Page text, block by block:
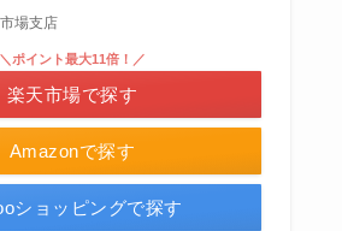
場支店
Amazonで探す
＼ポイント最大11倍！／
楽天市場で探す
ショッピングで探す